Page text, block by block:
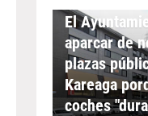
El
aparcar de
plazas
Kareaga
coches